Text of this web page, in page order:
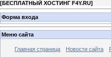
[БЕСПЛАТНЫЙ ХОСТИНГ F4Y.RU]
Форма входа
Меню сайта
Главная страница Новости сайта